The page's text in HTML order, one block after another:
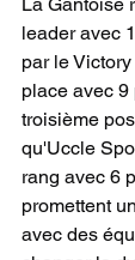
leader avec
par le
place avec 9
troisième
qu'Uccle
rang avec 6
promettent
avec des